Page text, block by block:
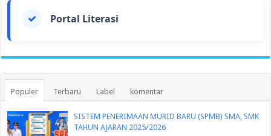
Portal Literasi
Populer Terbaru Label komentar
SISTEM PENERIMAAN MURID BARU (SPMB) SMA, SMK
TAHUN AJARAN 2025/2026